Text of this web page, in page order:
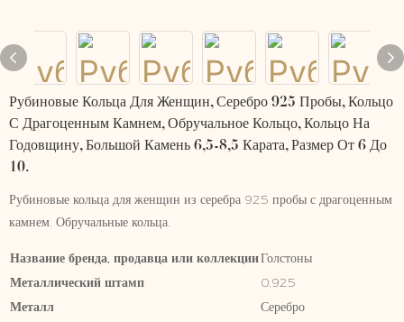
Рубиновые Кольца Для Женщин, Серебро 925 Пробы, Кольцо
С Драгоценным Камнем, Обручальное Кольцо, Кольцо На
Годовщину, Большой Камень 6,5-8,5 Карата, Размер От 6 До
10.
Рубиновые кольца для женщин из серебра 925 пробы с драгоценным
камнем. Обручальные кольца.
Название бренда, продавца или коллекцииГолстоны
Металлический штамп
0.925
Металл
Серебро